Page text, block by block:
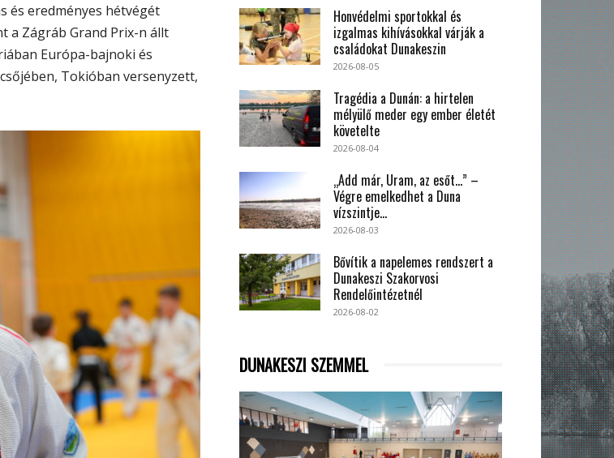
és eredményes hétvégét
a Zágráb Grand Prix-n állt
Európa-bajnoki és
Tokióban versenyzett,
Honvédelmi sportokkal és
izgalmas kihívásokkal várják a
családokat Dunakeszin
2026-08-05
Tragédia a Dunán: a hirtelen
mélyülő meder egy ember életét
követelte
2026-08-04
„Add már, Uram, az esőt…” –
Végre emelkedhet a Duna
vízszintje...
2026-08-03
Bővítik a napelemes rendszert a
Dunakeszi Szakorvosi
Rendelőintézetnél
2026-08-02
DUNAKESZI SZEMMEL